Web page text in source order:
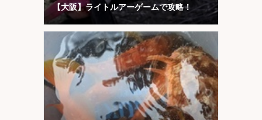
【大阪】ライトルアーゲームで攻略！